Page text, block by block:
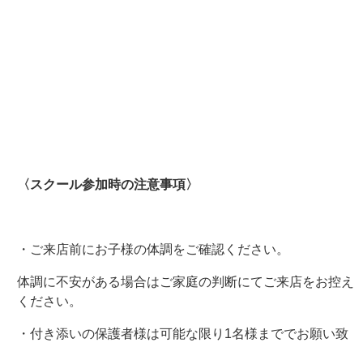
〈スクール参加時の注意事項〉
・ご来店前にお子様の体調をご確認ください。
体調に不安がある場合はご家庭の判断にてご来店をお控え
ください。
・付き添いの保護者様は可能な限り1名様まででお願い致